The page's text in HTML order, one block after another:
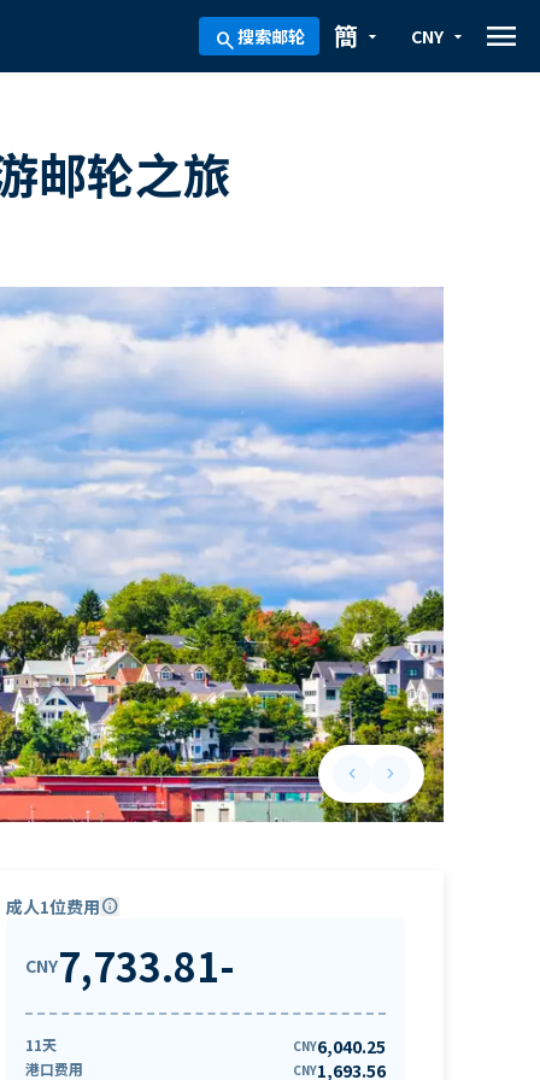
search搜索邮轮 arrow_drop_down
簡 arrow_drop_down
CNY menu
邮轮之旅
keyboard_arrow_leftPrevious slide
keyboard_arrow_rightNext slide
成人1位费用info
CNY7,733.81-
11天 CNY6,040.25
港口费用 CNY1,693.56